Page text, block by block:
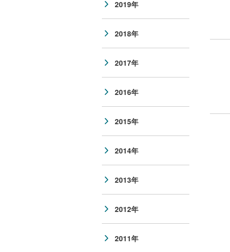
2019年
2018年
2017年
2016年
2015年
2014年
2013年
2012年
2011年